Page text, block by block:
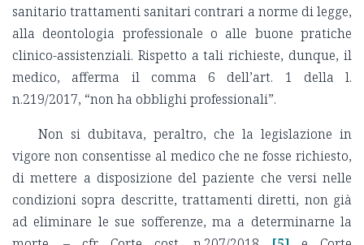
sanitario trattamenti sanitari contrari a norme di legge,
alla deontologia professionale o alle buone pratiche
clinico-assistenziali. Rispetto a tali richieste, dunque, il
medico, afferma il comma 6 dell’art. 1 della l.
n.219/2017, “non ha obblighi professionali”.
Non si dubitava, peraltro, che la legislazione in
vigore non consentisse al medico che ne fosse richiesto,
di mettere a disposizione del paziente che versi nelle
condizioni sopra descritte, trattamenti diretti, non già
ad eliminare le sue sofferenze, ma a determinarne la